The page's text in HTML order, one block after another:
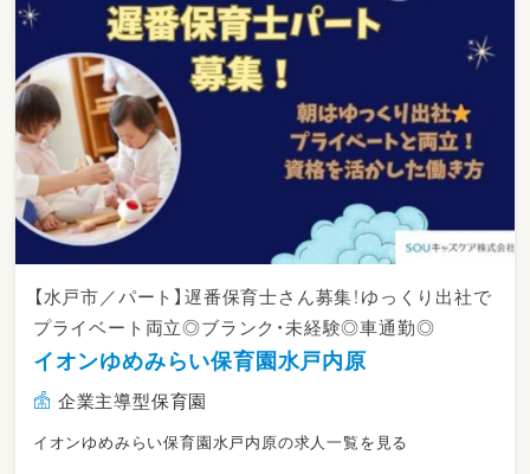
【水戸市／パート】遅番保育士さん募集！ゆっくり出社で
プライベート両立◎ブランク・未経験◎車通勤◎
イオンゆめみらい保育園水戸内原
企業主導型保育園
イオンゆめみらい保育園水戸内原の求人一覧を見る